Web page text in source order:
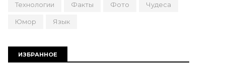
Технологии Факты Фото Чудеса
Юмор Язык
ИЗБРАННОЕ